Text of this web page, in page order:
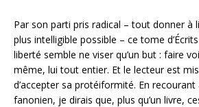
Par son parti pris radical – tout donner à
plus intelligible possible – ce tome
liberté semble ne viser qu’un but : faire
même, lui tout entier. Et le lecteur est
d’accepter sa protéiformité. En
fanonien, je dirais que, plus qu’un livre,